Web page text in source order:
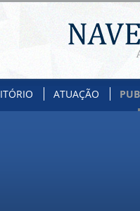
ATUAÇÃO